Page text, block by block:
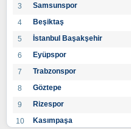
3
Samsunspor
4
Beşiktaş
5
İstanbul Başakşehir
6
Eyüpspor
7
Trabzonspor
8
Göztepe
9
Rizespor
10
Kasımpaşa